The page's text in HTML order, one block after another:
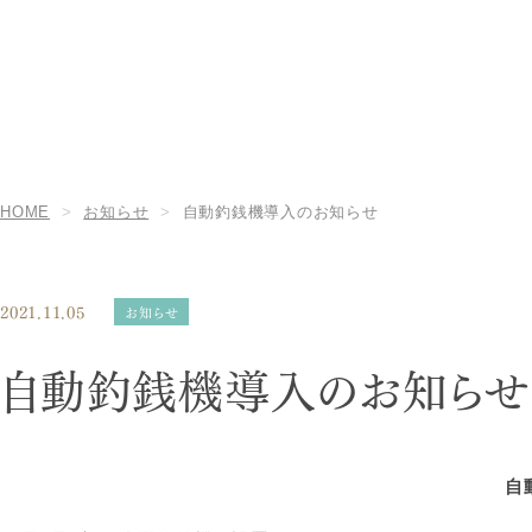
HOME お知らせ 自動釣銭機導入のお知らせ
2021.11.05 お知らせ
自動釣銭機導入のお知らせ
自